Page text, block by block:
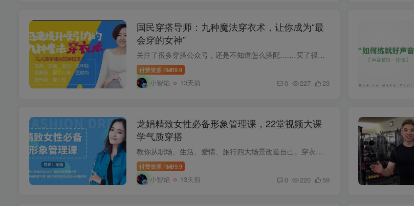
国民穿搭导师：九种魔法穿衣术，让你成为“最
会穿的女神”
关注了很多穿搭公众号，还是不知道怎么搭配.……买了很多件新衣服，衣柜始终缺一件满意的.…低调搭配，跟着别人穿黑白灰，别人觉得你太老气，跟着潮人学一点撞色搭配，别人又觉得你太艳俗…自己...
付费资源 RMB9.9
小智焰 13天前 0 227 23
龙娟精致女性必备形象管理课，22堂视频大课
学气质穿搭
教你从职场、生活、爱情、旅行四大场景改造自己。穿衣搭配必备视频课程 让你在职场上穿出专业干练； 在生活上穿出时尚品味； 在爱情里穿出十足女人味； 在旅游时轻松穿出女神范~ 专业理论，体系...
付费资源 RMB9.9
小智焰 13天前 0 220 59